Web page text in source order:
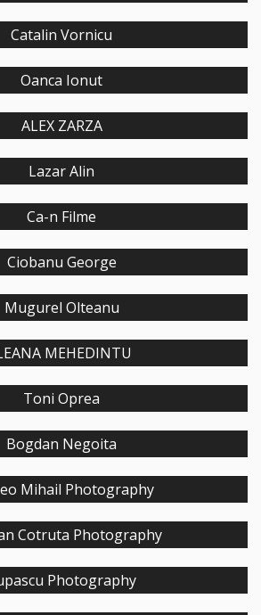
Catalin Vornicu
Oanca Ionut
ALEX ZARZA
Lazar Alin
Ca-n Filme
Ciobanu George
Mugurel Olteanu
MEHEDINTU
Toni Oprea
Bogdan Negoita
Mihail Photography
Cotruta Photography
Photography